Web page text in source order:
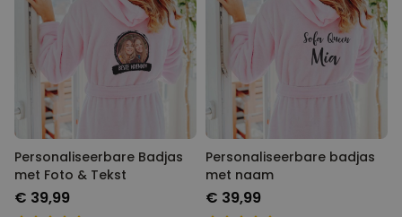
Personaliseerbare Badjas
met Foto & Tekst
€ 39,99
Personaliseerbare badjas
met naam
€ 39,99